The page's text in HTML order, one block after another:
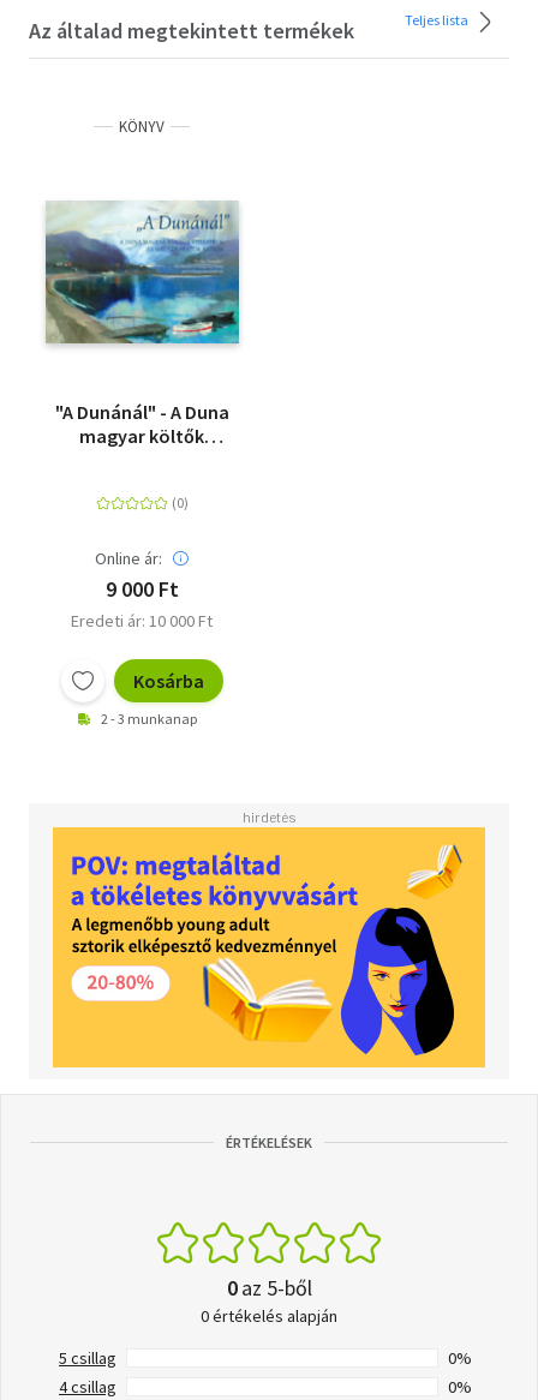
Az általad megtekintett termékek Teljes lista
KÖNYV
"A Dunánál" - A Duna
magyar költők
Online ár:
9 000 Ft
Eredeti ár: 10 000 Ft
Kosárba
2 - 3 munkanap
ÉRTÉKELÉSEK
0az 5-ből
0 értékelés alapján
5 csillag
0%
4 csillag
0%